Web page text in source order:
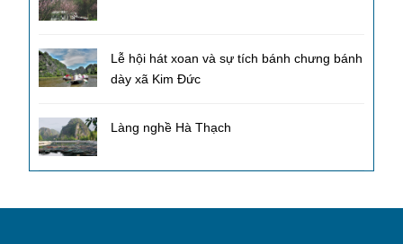
Lễ hội hát xoan và sự tích bánh chưng bánh
dày xã Kim Đức
Làng nghề Hà Thạch